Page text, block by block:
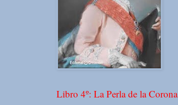
Libro 4º: La Perla de la Corona